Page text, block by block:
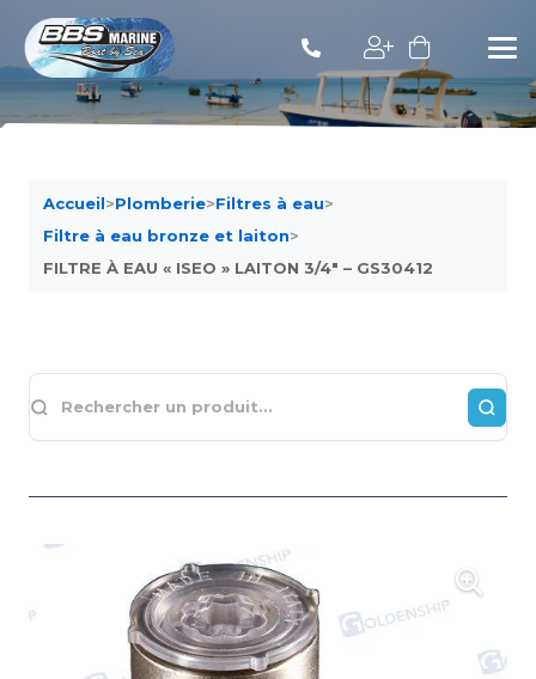
Accueil>Plomberie>Filtres à eau>
Filtre à eau bronze et laiton>
FILTRE À EAU « ISEO » LAITON 3/4″ – GS30412